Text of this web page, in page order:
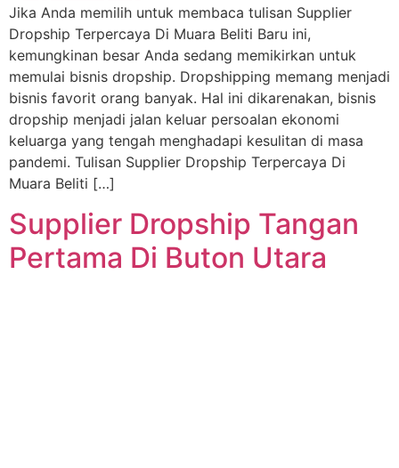
Jika Anda memilih untuk membaca tulisan Supplier
Dropship Terpercaya Di Muara Beliti Baru ini,
kemungkinan besar Anda sedang memikirkan untuk
memulai bisnis dropship. Dropshipping memang menjadi
bisnis favorit orang banyak. Hal ini dikarenakan, bisnis
dropship menjadi jalan keluar persoalan ekonomi
keluarga yang tengah menghadapi kesulitan di masa
pandemi. Tulisan Supplier Dropship Terpercaya Di
Muara Beliti […]
Supplier Dropship Tangan
Pertama Di Buton Utara